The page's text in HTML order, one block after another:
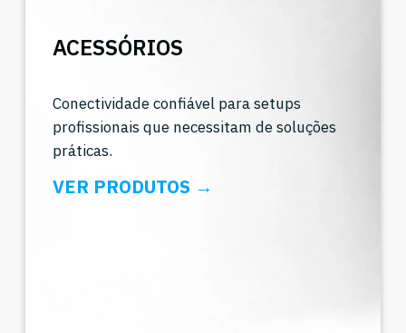
ACESSÓRIOS
Conectividade confiável para setups
profissionais que necessitam de soluções
práticas.
VER PRODUTOS →